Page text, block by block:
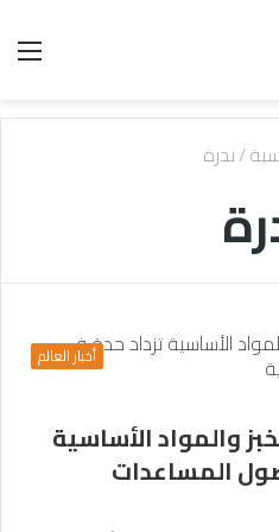
/ندرة
أخبار العالم
والمواد الأساسية
المساعدات